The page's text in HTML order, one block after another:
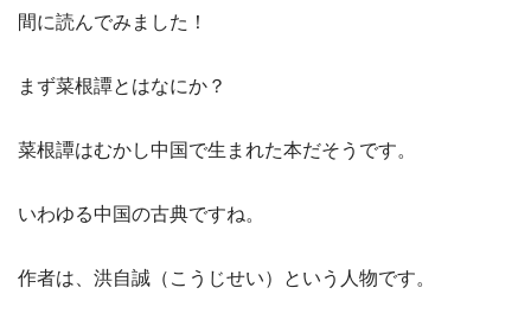
間に読んでみました！
まず菜根譚とはなにか？
菜根譚はむかし中国で生まれた本だそうです。
いわゆる中国の古典ですね。
作者は、洪自誠（こうじせい）という人物です。